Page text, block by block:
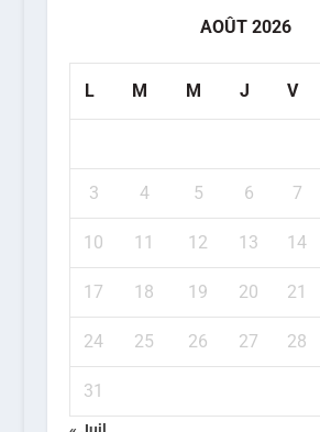
AOÛT 2026
L M M J V
3 4 5 6 7
10 11 12 13 14
17 18 19 20 21
24 25 26 27 28
31